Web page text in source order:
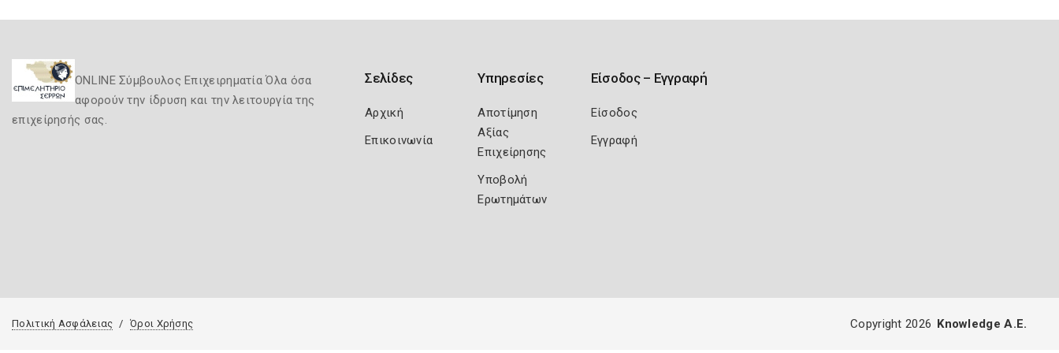
ONLINE Σύμβουλος Επιχειρηματία Όλα όσα
αφορούν την ίδρυση και την λειτουργία της
επιχείρησής σας.
Σελίδες
Αρχική
Επικοινωνία
Υπηρεσίες
Αποτίμηση
Αξίας
Επιχείρησης
Υποβολή
Ερωτημάτων
Είσοδος – Εγγραφή
Είσοδος
Εγγραφή
Πολιτική Ασφάλειας Όροι Χρήσης Copyright 2026 Knowledge A.E.